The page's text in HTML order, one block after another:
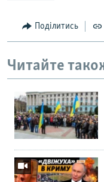
Поділитись
Читайте